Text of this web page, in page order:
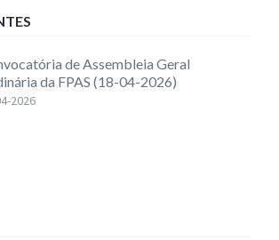
de Assembleia Geral
da FPAS (18-04-2026)
2026